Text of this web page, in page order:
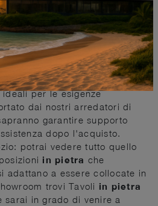
farti scappare che proponiamo
solo per il design, ma anche
L'eccellenza dei materiali
delle composizioni che
per le esigenze
dai nostri arredatori di
garantire supporto
dopo l'acquisto.
potrai vedere tutto quello
in pietra che
adattano a essere collocate in
trovi Tavoli in pietra
sarai in grado di venire a